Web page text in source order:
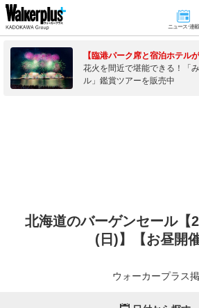
ニュース･連載
【臨港パーク席と宿泊ホテル
花火を間近で堪能できる！「
ル」鑑賞ツアーを販売中
北海道のバーゲンセール【
(日)】【お昼開催
ウォーカープラス